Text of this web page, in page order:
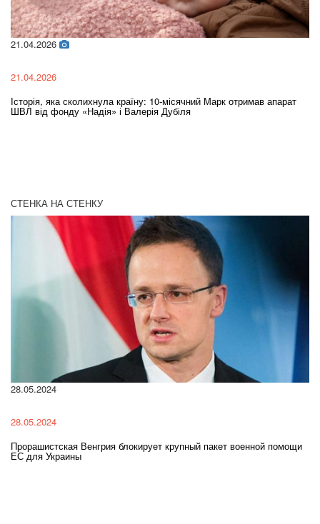
21.04.2026
21.04.2026
Історія, яка сколихнула країну: 10-місячний Марк отримав апарат
ШВЛ від фонду «Надія» і Валерія Дубіля
СТЕНКА НА СТЕНКУ
28.05.2024
28.05.2024
Прорашистская Венгрия блокирует крупный пакет военной помощи
ЕС для Украины